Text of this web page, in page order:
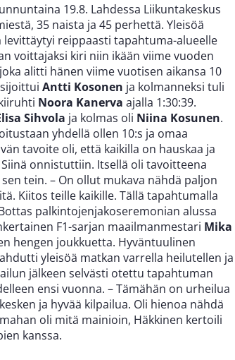
19.8. Lahdessa Liikuntakeskus
35 naista ja 45 perhettä. Yleisöä
reippaasti tapahtuma-alueelle
voittajaksi kiri niin ikään viime vuoden
alitti hänen viime vuotisen aikansa 10
Antti Kosonen ja kolmanneksi tuli
Noora Kanerva ajalla 1:30:39.
Sihvola ja kolmas oli Niina Kosunen.
yhdellä ollen 10:s ja omaa
tavoite oli, että kaikilla on hauskaa ja
onnistuttiin. Itsellä oli tavoitteena
tein. – On ollut mukava nähdä paljon
Kiitos teille kaikille. Tällä tapahtumalla
palkintojenjakoseremonian alussa
F1-sarjan maailmanmestari Mika
hengen joukkuetta. Hyväntuulinen
yleisöä matkan varrella heilutellen ja
jälkeen selvästi otettu tapahtuman
ensi vuonna. – Tämähän on urheilua
ja hyvää kilpailua. Oli hienoa nähdä
oli mitä mainioin, Häkkinen kertoili
kanssa.